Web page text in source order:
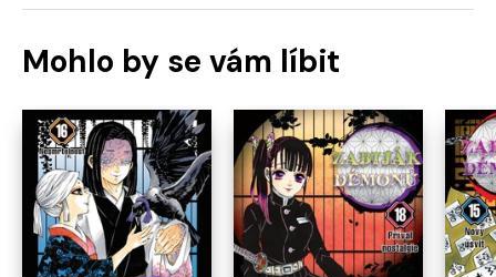
Mohlo by se vám líbit